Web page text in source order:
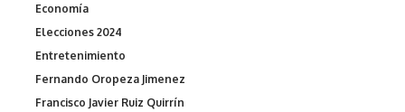
Economía
Elecciones 2024
Entretenimiento
Fernando Oropeza Jimenez
Francisco Javier Ruiz Quirrín